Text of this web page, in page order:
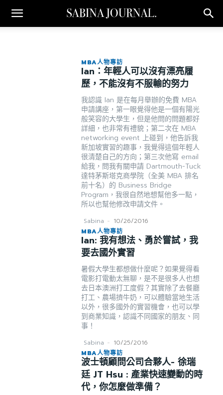
MBA人物專訪
Ian：年輕人可以沒有漂亮履
歷，不能沒有不服輸的努力
我認識 Ian 是在每月舉辦的免費 MBA
申請講座，第一眼覺得他是一個有陽光
般笑容的大學生，但是他問的問題都好
詳細，也非常有禮貌；第二次在 MBA
networking event 上碰到，他告訴我
新加坡實習的趣事，我覺得這個年輕人
很清楚自己的方向；第三次他寫 email
給我，問我有關申請 Dartmouth-Tuck
達特茅斯塔克商學院（全美 MBA 排名
前十名）的 Business Bridge
Program，我很自然地想幫他多一點，
所以也幫他修改申請文件。
Sabina - 10/26/2016
MBA人物專訪
Ian: 我有想法、勇於嘗試，我
要去國外實習
暑假大學生都想做什麼呢？如果覺得看
電影打電動太無聊，是不是很多人也想
去日本澳洲打工度假？其實除了去餐廳
打工、農場擠牛奶，可以體驗當地生活
以外，很多國外的實習機會，也可以學
到商業知識，認識不同國家的朋友、同
事！
Sabina - 10/25/2016
MBA人物專訪
波士頓顧問公司合夥人- 徐瑞
廷 JT Hsu : 產業快速變動的時
代，你怎麼做準備？